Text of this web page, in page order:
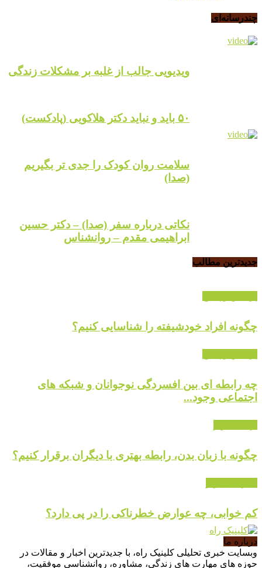
چندرسانه‌ای
ویدیویی جالب از غلبه بر مشکلات زندگی
۵۰ باید و نباید دکتر هلاکویی (پادکست)
سلامت روان کودک را جدی تر بگیریم
(صدا)
نکاتی درباره سفر (صدا) – دکتر حسین
ابراهیمی مقدم – روانشناس
جدیدترین مطالب
چگونه افراد خودشیفته را شناسایی کنیم؟
چه رابطه ای بین افسردگی نوجوانان و شبکه های
اجتماعی وجود...
چگونه با زبان بدن، رابطه بهتری با دیگران برقرار کنیم؟
کم خوابی، چه عوارض خطرناکی را در پی دارد؟
درباره ما
وبسایت خبری تحلیلی کلینیک راه، با جدیدترین اخبار و مقالات در
حوزه های مهارت های زندگی، مشاوره، روانشناسی موفقیت،